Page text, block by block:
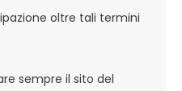
oltre tali termini
sempre il sito del